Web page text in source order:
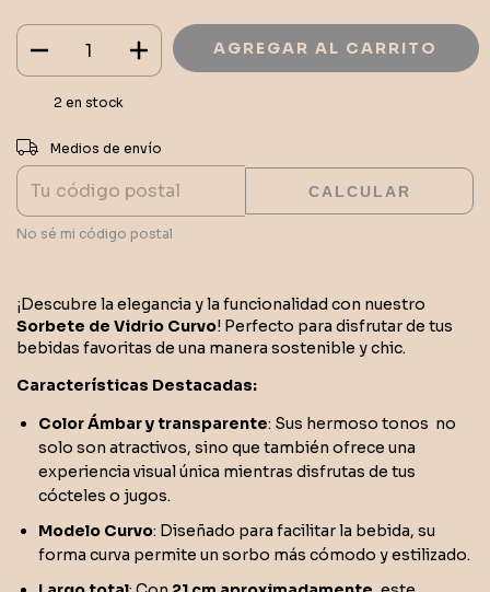
2 en stock
Entregas para el CP:
Medios de envío
CALCULAR
No sé mi código postal
¡Descubre la elegancia y la funcionalidad con nuestro
Sorbete de Vidrio Curvo! Perfecto para disfrutar de tus
bebidas favoritas de una manera sostenible y chic.
Características Destacadas:
Color Ámbar y transparente: Sus hermoso tonos no
solo son atractivos, sino que también ofrece una
experiencia visual única mientras disfrutas de tus
cócteles o jugos.
Modelo Curvo: Diseñado para facilitar la bebida, su
forma curva permite un sorbo más cómodo y estilizado.